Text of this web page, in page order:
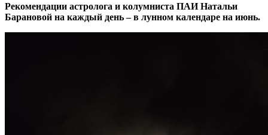
Рекомендации астролога и колумниста ПАИ Натальи
Барановой на каждый день – в лунном календаре на июнь.